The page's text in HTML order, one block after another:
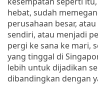
hebat, sudah
perusahaan besar,
sendiri, atau menjadi
pergi ke sana ke mari,
yang tinggal di
lebih untuk dijadikan
dibandingkan dengan